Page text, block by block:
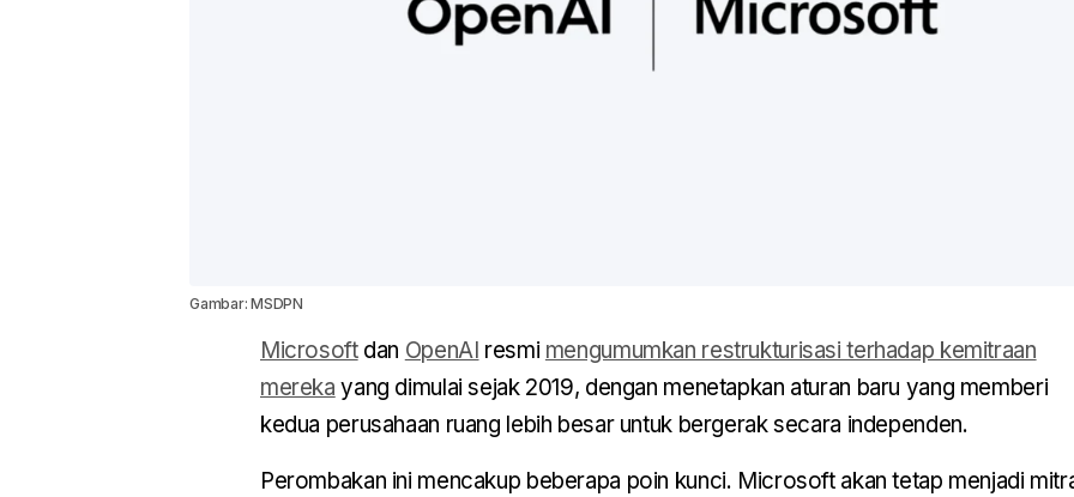
Gambar: MSDPN
Microsoftdan OpenAI resmi mengumumkan restrukturisasi terhadap kemitraan
mereka yang dimulai sejak 2019, dengan menetapkan aturan baru yang memberi
kedua perusahaan ruang lebih besar untuk bergerak secara independen.
Perombakan ini mencakup beberapa poin kunci. Microsoft akan tetap menjadi